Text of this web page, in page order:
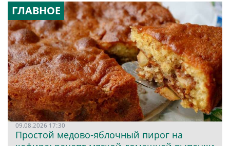
ГЛАВНОЕ
09.08.2026 17:30
Простой медово-яблочный пирог на